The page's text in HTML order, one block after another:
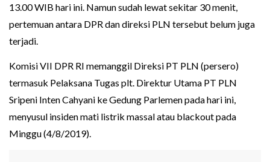
13.00 WIB hari ini. Namun sudah lewat sekitar 30 menit,
pertemuan antara DPR dan direksi PLN tersebut belum juga
terjadi.
Komisi VII DPR RI memanggil Direksi PT PLN (persero)
termasuk Pelaksana Tugas plt. Direktur Utama PT PLN
Sripeni Inten Cahyani ke Gedung Parlemen pada hari ini,
menyusul insiden mati listrik massal atau blackout pada
Minggu (4/8/2019).